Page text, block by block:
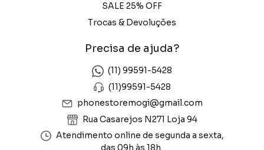
SALE 25% OFF
Trocas & Devoluções
Precisa de ajuda?
(11) 99591-5428
(11)99591-5428
phonestoremogi@gmail.com
Rua Casarejos N271 Loja 94
Atendimento online de segunda a sexta,